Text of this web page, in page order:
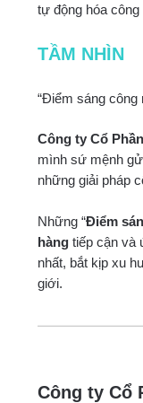
tự động hóa công
TẦM NHÌN
“Điểm sáng công
Công ty Cổ
mình sứ mệnh
những giải pháp
Những “Điểm
hàng tiếp cận và
nhất, bắt kịp xu
giới.
Công ty Cổ